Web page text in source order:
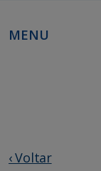
MENU
‹ Voltar